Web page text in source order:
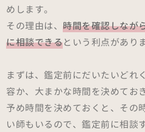
めします。
その理由は、 時間を確認しなが
に相談できるという利点があり
まずは、鑑定前にだいたいどれ
容か、大まかな時間を決めてお
予め時間を決めておくと、その
い師もいるので、鑑定前に相談